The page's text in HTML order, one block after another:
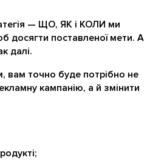
— ЩО, ЯК і КОЛИ ми
досягти поставленої мети. А
далі.
вам точно буде потрібно не
кампанію, а й змінити